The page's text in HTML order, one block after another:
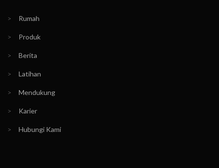
> Rumah
> Produk
> Berita
> Latihan
> Mendukung
> Karier
> Hubungi Kami